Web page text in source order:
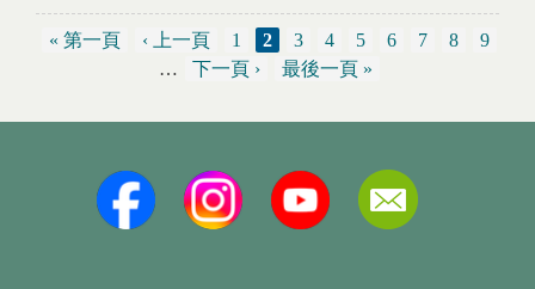
頁面
« 第一頁 ‹ 上一頁 1 2 3 4 5 6 7 8
9
…
下一頁 › 最後一頁 »